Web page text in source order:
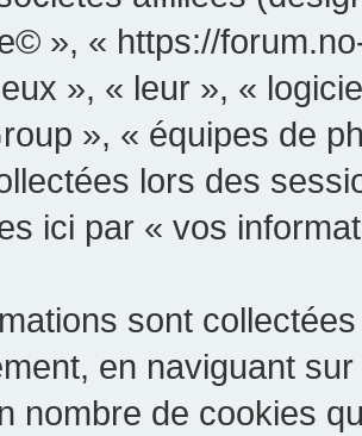
», « https://
», « leur », «
», « équipes de
lors des
ici par « vos
sont
en naviguant
nombre de cookies